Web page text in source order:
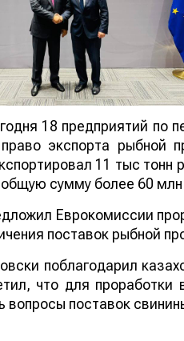
18 предприятий по
экспорта рыбной
11 тыс
общую сумму более 60
Еврокомиссии
поставок рыбной
поблагодарил
что для проработки
вопросы поставок